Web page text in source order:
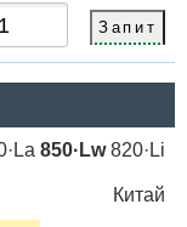
850·Lw820·Li
Китай